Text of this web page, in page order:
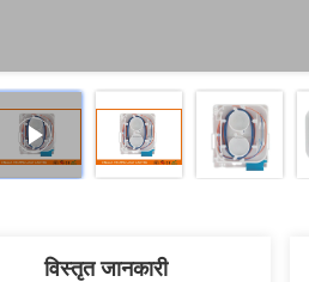
विस्तृत जानकारी